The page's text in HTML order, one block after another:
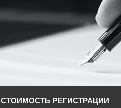
СТОИМОСТЬ РЕГИСТРАЦИИ